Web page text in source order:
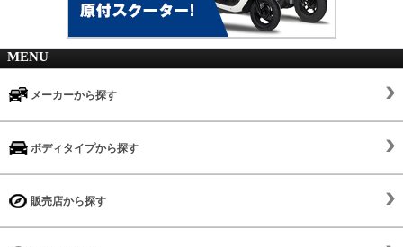
MENU
メーカーから探す
ボディタイプから探す
販売店から探す